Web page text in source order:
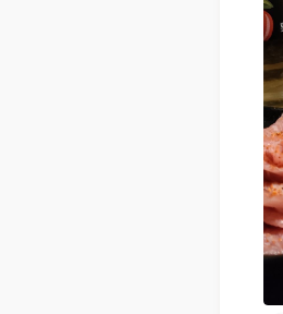
肉
很
建議訂
來
冰
殼
剝
吃。 鹽蔥豬肉卷